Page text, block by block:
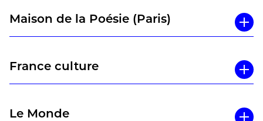
Maison de la Poésie (Paris)
France culture
Le Monde